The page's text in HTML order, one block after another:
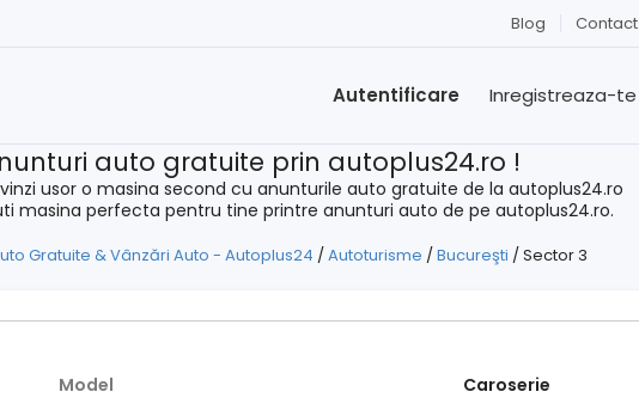
Contact
Blog
Inregistreaza-te
Autentificare
auto gratuite prin autoplus24.ro !
usor o masina second cu anunturile auto gratuite de la autoplus24.ro
masina perfecta pentru tine printre anunturi auto de pe autoplus24.ro.
Gratuite & Vânzări Auto - Autoplus24 /Autoturisme /Bucureşti /Sector 3
Model Caroserie